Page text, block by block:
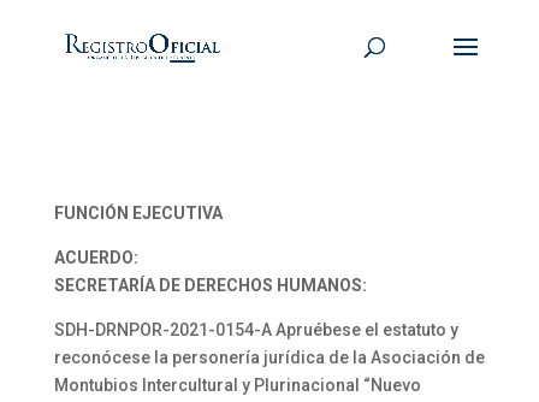
FUNCIÓN EJECUTIVA
ACUERDO:
SECRETARÍA DE DERECHOS HUMANOS:
SDH-DRNPOR-2021-0154-A Apruébese el estatuto y
reconócese la personería jurídica de la Asociación de
Montubios Intercultural y Plurinacional “Nuevo